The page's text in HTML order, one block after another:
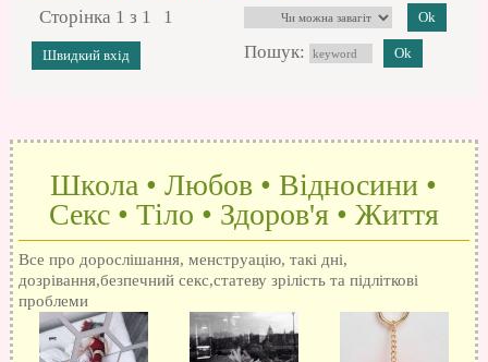
Сторінка 1 з 1
1
Пошук:
Школа • Любов • Відносини •
Секс • Тіло • Здоров'я • Життя
Все про дорослішання, менструацію, такі дні,
дозрівання,безпечний секс,статеву зрілість та підліткові
проблеми